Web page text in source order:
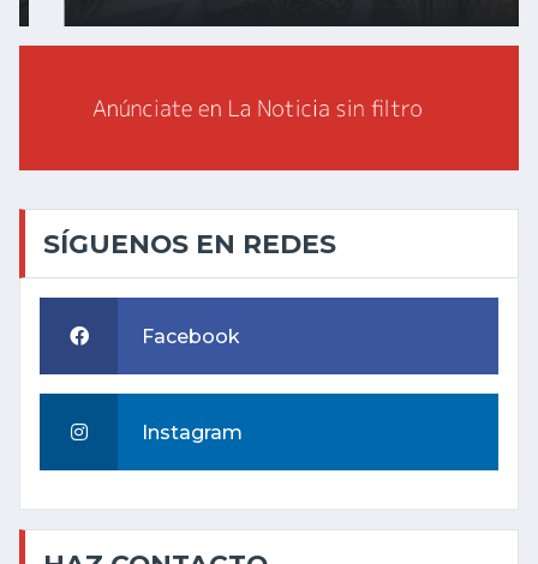
SÍGUENOS EN REDES
Facebook
Instagram